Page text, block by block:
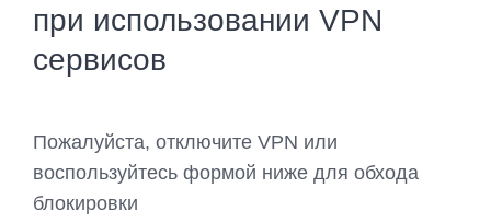
при использовании VPN
сервисов
Пожалуйста, отключите VPN или
воспользуйтесь формой ниже для обхода
блокировки